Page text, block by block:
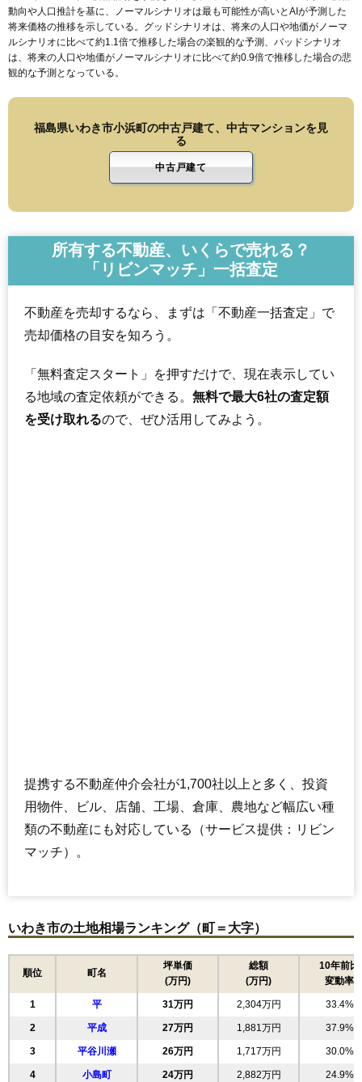
動向や人口推計を基に、ノーマルシナリオは最も可能性が高いとAIが予測した
将来価格の推移を示している。グッドシナリオは、将来の人口や地価がノーマ
ルシナリオに比べて約1.1倍で推移した場合の楽観的な予測、バッドシナリオ
は、将来の人口や地価がノーマルシナリオに比べて約0.9倍で推移した場合の悲
観的な予測となっている。
福島県いわき市小浜町の中古戸建て、中古マンションを見
る
中古戸建て
所有する不動産、いくらで売れる？
「リビンマッチ」一括査定
不動産を売却するなら、まずは「不動産一括査定」で
売却価格の目安を知ろう。
「無料査定スタート」を押すだけで、現在表示してい
る地域の査定依頼ができる。 無料で最大6社の査定額
を受け取れるので、ぜひ活用してみよう。
提携する不動産仲介会社が1,700社以上と多く、投資
用物件、ビル、店舗、工場、倉庫、農地など幅広い種
類の不動産にも対応している（サービス提供：リビン
マッチ）。
いわき市の土地相場ランキング（町＝大字）
順位 町名
坪単価
(万円)
総額
(万円)
10年前比
変動率
1 平 31万円 2,304万円 33.4%
2 平成 27万円 1,881万円 37.9%
3 平谷川瀬 26万円 1,717万円 30.0%
4 小島町 24万円 2,882万円 24.9%